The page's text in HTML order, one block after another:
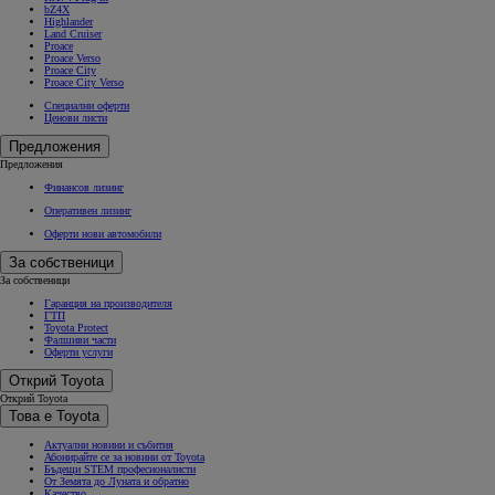
bZ4X
Highlander
Land Cruiser
Proace
Proace Verso
Proace City
Proace City Verso
Специални оферти
Ценови листи
Предложения
Предложения
Финансов лизинг
Оперативен лизинг
Оферти нови автомобили
За собственици
За собственици
Гаранция на производителя
ГТП
Toyota Protect
Фалшиви части
Оферти услуги
Открий Toyota
Открий Toyota
Това е Toyota
Актуални новини и събития
Абонирайте се за новини от Toyota
Бъдещи STEM професионалисти
От Земята до Луната и обратно